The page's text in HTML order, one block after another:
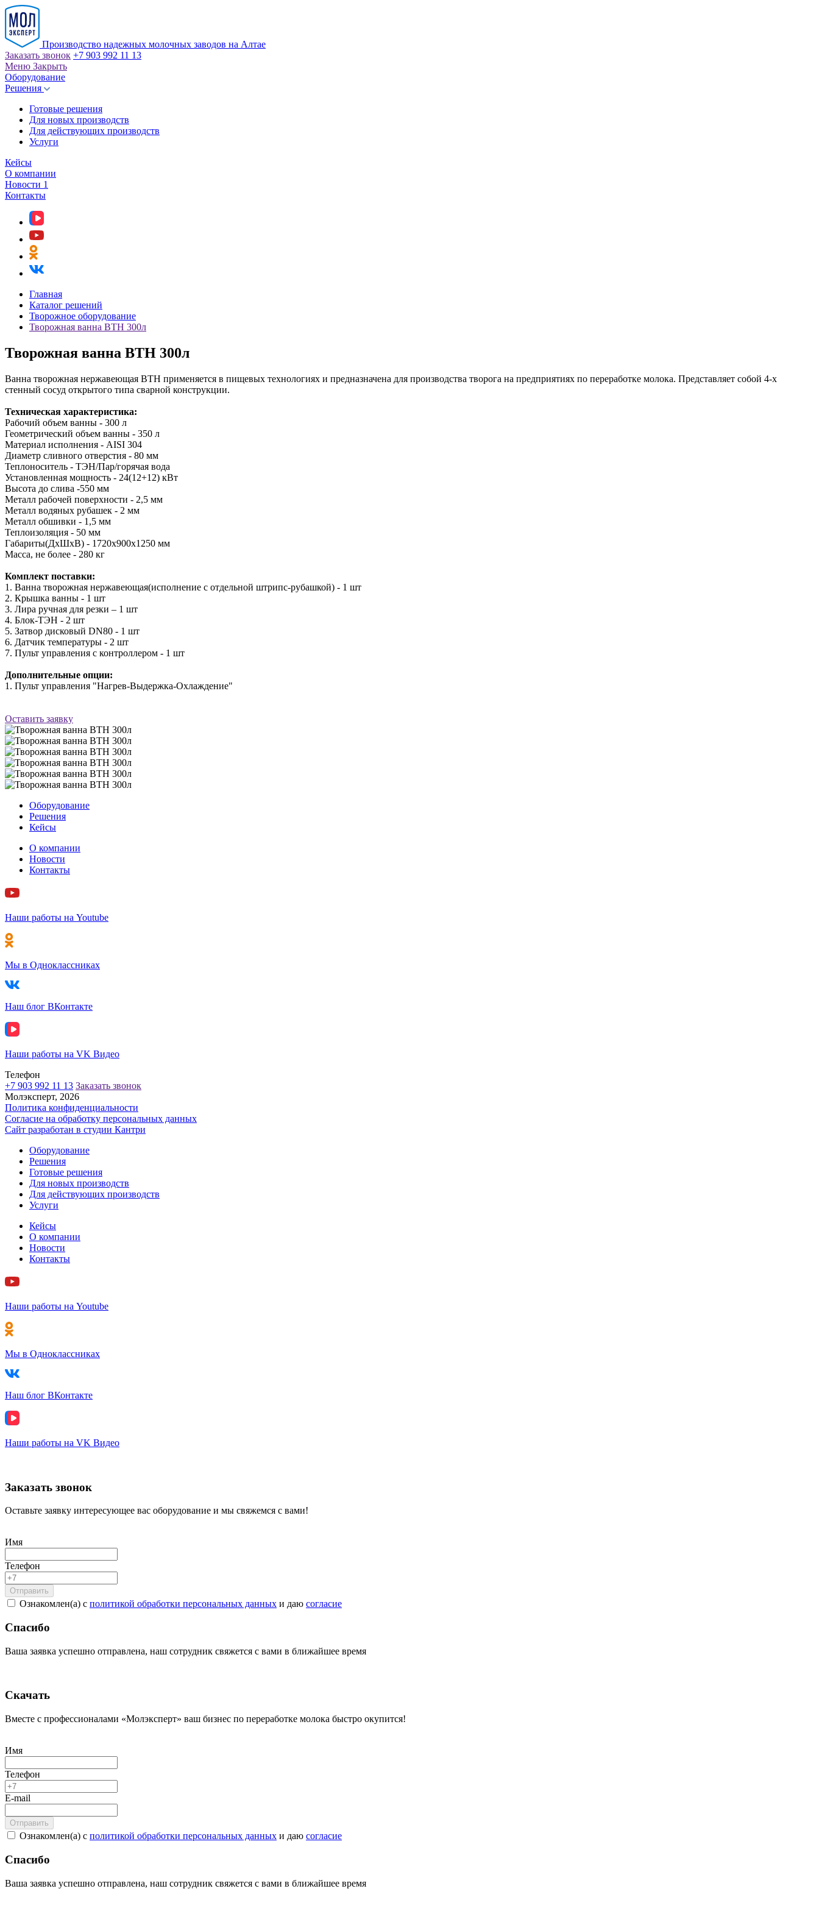
Производство надежных молочных заводов на Алтае
Заказать звонок +7 903 992 11 13
Меню Закрыть
Оборудование
Решения
Готовые решения
Для новых производств
Для действующих производств
Услуги
Кейсы
О компании
Новости 1
Контакты
Главная
Каталог решений
Творожное оборудование
Творожная ванна ВТН 300л
Творожная ванна ВТН 300л
Ванна творожная нержавеющая ВТН применяется в пищевых технологиях и предназначена для производства творога на предприятиях по переработке молока. Представляет собой 4-х
стенный сосуд открытого типа сварной конструкции.
Техническая характеристика:
Рабочий объем ванны - 300 л
Геометрический объем ванны - 350 л
Материал исполнения - AISI 304
Диаметр сливного отверстия - 80 мм
Теплоноситель - ТЭН/Пар/горячая вода
Установленная мощность - 24(12+12) кВт
Высота до слива -550 мм
Металл рабочей поверхности - 2,5 мм
Металл водяных рубашек - 2 мм
Металл обшивки - 1,5 мм
Теплоизоляция - 50 мм
Габариты(ДхШхВ) - 1720х900х1250 мм
Масса, не более - 280 кг
Комплект поставки:
1. Ванна творожная нержавеющая(исполнение с отдельной штрипс-рубашкой) - 1 шт
2. Крышка ванны - 1 шт
3. Лира ручная для резки – 1 шт
4. Блок-ТЭН - 2 шт
5. Затвор дисковый DN80 - 1 шт
6. Датчик температуры - 2 шт
7. Пульт управления с контроллером - 1 шт
Дополнительные опции:
1. Пульт управления "Нагрев-Выдержка-Охлаждение"
Оставить заявку
Оборудование
Решения
Кейсы
О компании
Новости
Контакты
Наши работы на Youtube
Мы в Одноклассниках
Наш блог ВКонтакте
Наши работы на VK Видео
Телефон
+7 903 992 11 13 Заказать звонок
Молэксперт, 2026
Политика конфиденциальности
Согласие на обработку персональных данных
Сайт разработан в cтудии Кантри
Оборудование
Решения
Готовые решения
Для новых производств
Для действующих производств
Услуги
Кейсы
О компании
Новости
Контакты
Наши работы на Youtube
Мы в Одноклассниках
Наш блог ВКонтакте
Наши работы на VK Видео
Заказать звонок
Оставьте заявку интересующее вас оборудование и мы свяжемся с вами!
Имя
Телефон
Ознакомлен(а) с политикой обработки персональных данных и даю согласие
Спасибо
Ваша заявка успешно отправлена, наш сотрудник свяжется с вами в ближайшее время
Скачать
Вместе с профессионалами «Молэксперт» ваш бизнес по переработке молока быстро окупится!
Имя
Телефон
E-mail
Ознакомлен(а) с политикой обработки персональных данных и даю согласие
Спасибо
Ваша заявка успешно отправлена, наш сотрудник свяжется с вами в ближайшее время